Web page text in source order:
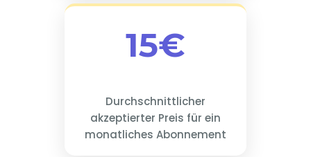
15€
Durchschnittlicher
akzeptierter Preis für ein
monatliches Abonnement